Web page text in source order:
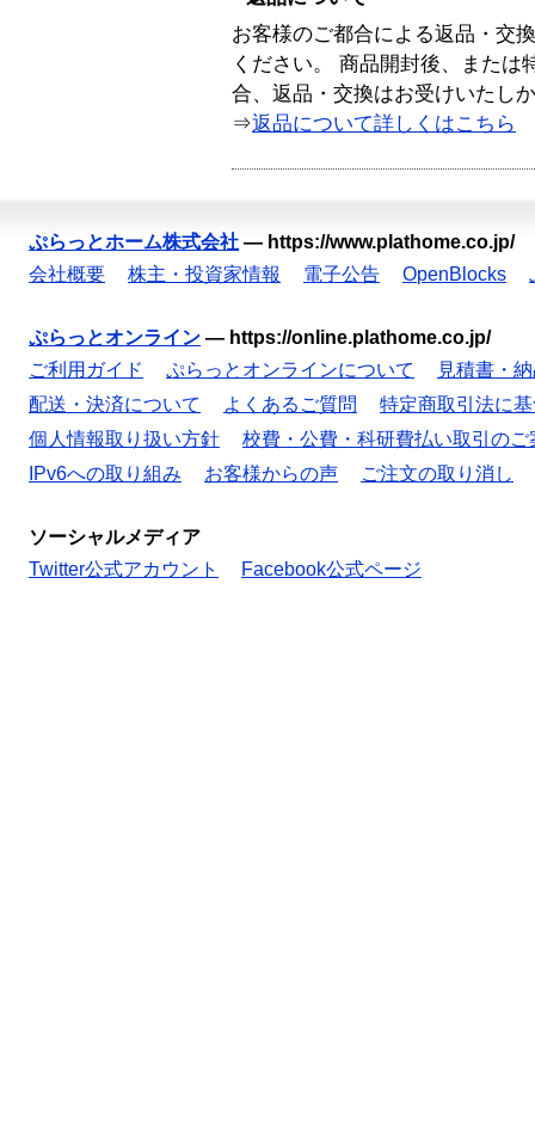
お客様のご都合による返品・交
ください。 商品開封後、または
合、返品・交換はお受けいたし
⇒返品について詳しくはこちら
ぷらっとホーム株式会社 — https://www.plathome.co.jp/
会社概要
株主・投資家情報 電子公告 OpenBlocks
ぷらっとオンライン — https://online.plathome.co.jp/
ご利用ガイド
ぷらっとオンラインについて
見積書・
配送・決済について
よくあるご質問
特定商取引法に
個人情報取り扱い方針
校費・公費・科研費払い取引のご
IPv6への取り組み
お客様からの声 ご注文の取り消し
ソーシャルメディア
Twitter公式アカウント
Facebook公式ページ